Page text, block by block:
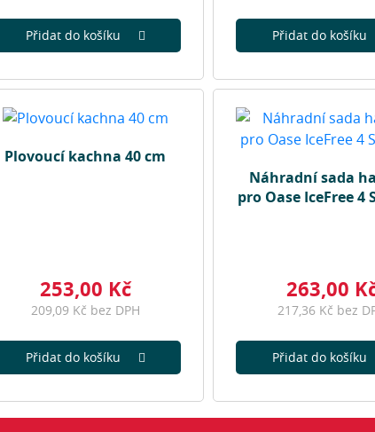
Přidat do košíku Přidat do košíku
Plovoucí kachna 40 cm
253,00 Kč
209,09 Kč bez DPH
Přidat do košíku
Náhradní sada
pro Oase IceFree 4
263,00
217,36 Kč bez
Přidat do košíku